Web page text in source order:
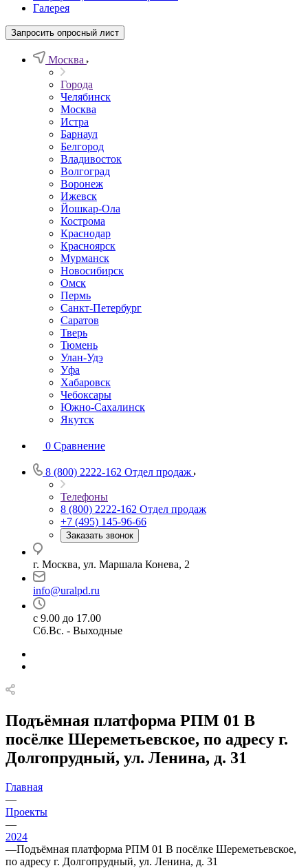
Галерея
Запросить опросный лист
Москва
Города
Челябинск
Москва
Истра
Барнаул
Белгород
Владивосток
Волгоград
Воронеж
Ижевск
Йошкар-Ола
Кострома
Краснодар
Красноярск
Мурманск
Новосибирск
Омск
Пермь
Санкт-Петербург
Саратов
Тверь
Тюмень
Улан-Удэ
Уфа
Хабаровск
Чебоксары
Южно-Сахалинск
Якутск
0 Сравнение
8 (800) 2222-162 Отдел продаж
Телефоны
8 (800) 2222-162 Отдел продаж
+7 (495) 145-96-66
Заказать звонок
г. Москва, ул. Маршала Конева, 2
info@uralpd.ru
с 9.00 до 17.00
Сб.Вс. - Выходные
Подъёмная платформа РПМ 01 В
посёлке Шереметьевское, по адресу г.
Долгопрудный, ул. Ленина, д. 31
Главная
—
Проекты
—
2024
—Подъёмная платформа РПМ 01 В посёлке Шереметьевское,
по адресу г. Долгопрудный, ул. Ленина, д. 31